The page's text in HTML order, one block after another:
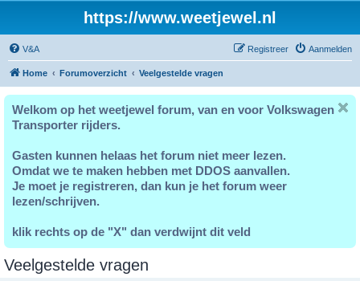
https://www.weetjewel.nl
V&A Aanmelden
Registreer
Home Forumoverzicht Veelgestelde vragen
Welkom op het weetjewel forum, van en voor Volkswagen
Transporter rijders.
Gasten kunnen helaas het forum niet meer lezen.
Omdat we te maken hebben met DDOS aanvallen.
Je moet je registreren, dan kun je het forum weer
lezen/schrijven.
klik rechts op de "X" dan verdwijnt dit veld
Veelgestelde vragen